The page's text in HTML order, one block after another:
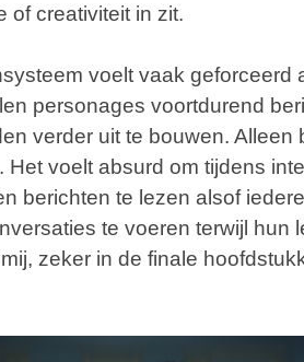
of creativiteit in zit.
voelt vaak geforceerd
personages voortdurend
verder uit te bouwen. Alleen
Het voelt absurd om tijdens
berichten te lezen alsof
te voeren terwijl hun
zeker in de finale